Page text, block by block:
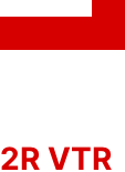
VTR